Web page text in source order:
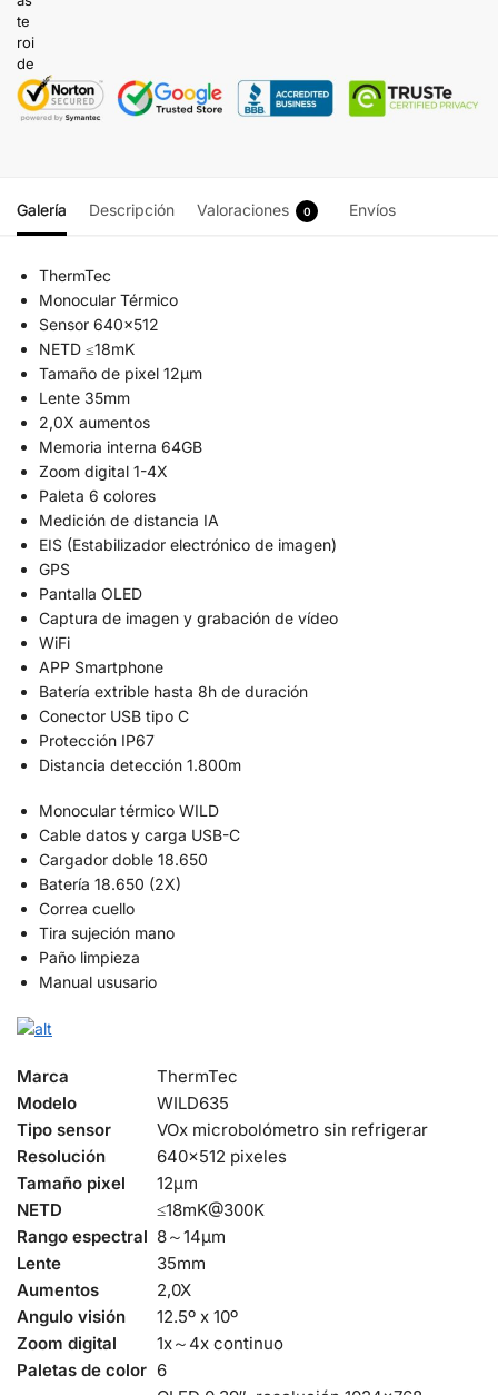
Galería Descripción Valoraciones 0 Envíos
ThermTec
Monocular Térmico
Sensor 640×512
NETD ≤18mK
Tamaño de pixel 12µm
Lente 35mm
2,0X aumentos
Memoria interna 64GB
Zoom digital 1-4X
Paleta 6 colores
Medición de distancia IA
EIS (Estabilizador electrónico de imagen)
GPS
Pantalla OLED
Captura de imagen y grabación de vídeo
WiFi
APP Smartphone
Batería extrible hasta 8h de duración
Conector USB tipo C
Protección IP67
Distancia detección 1.800m
Monocular térmico WILD
Cable datos y carga USB-C
Cargador doble 18.650
Batería 18.650 (2X)
Correa cuello
Tira sujeción mano
Paño limpieza
Manual ususario
Marca
ThermTec
Modelo
WILD635
Tipo sensor
VOx microbolómetro sin refrigerar
Resolución
640×512 pixeles
Tamaño pixel
12µm
NETD
≤18mK@300K
Rango espectral 8～14μm
Lente
35mm
Aumentos
2,0X
Angulo visión
12.5º x 10º
Zoom digital
1x～4x continuo
Paletas de color 6